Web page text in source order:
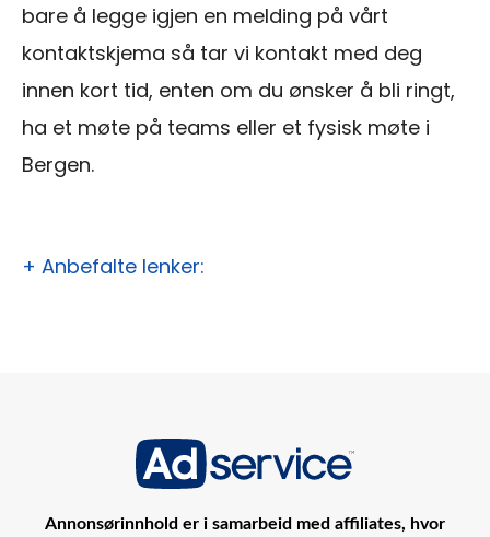
bare å legge igjen en melding på vårt
kontaktskjema så tar vi kontakt med deg
innen kort tid, enten om du ønsker å bli ringt,
ha et møte på teams eller et fysisk møte i
Bergen.
+ Anbefalte lenker:
Annonsørinnhold er i samarbeid med affiliates, hvor